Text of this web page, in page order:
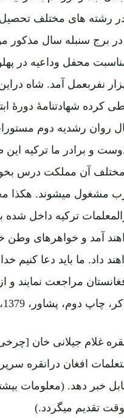
رشته های مختلف تحصیل
برج سنبله سال مذکور
محفل وداعیه در
نفربعمل آمد. شاه
کرده شهادتنامۀ دورۀ
روان رشدیه دوم
و برادر ما ترکیه این
آن مملکت درس
مشغول میشوند. هکذا
ترکیه داخل
آمد و خواهرهای وطن
داد. ما باید دعا کنیم
مراجعت نمایند و
1379، صفحه281 تا 285)
غلام جیلانی خان
افغان درانقره
خبر دهد. (معلومات
تقدیم میگردد.)